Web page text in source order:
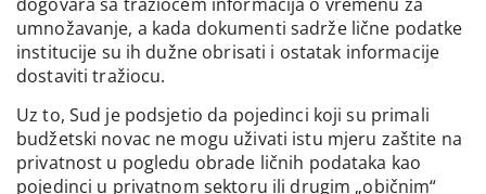
umnožavanje, a kada dokumenti sadrže lične podatke
institucije su ih dužne obrisati i ostatak informacije
dostaviti tražiocu.
Uz to, Sud je podsjetio da pojedinci koji su primali
budžetski novac ne mogu uživati istu mjeru zaštite na
privatnost u pogledu obrade ličnih podataka kao
pojedinci u privatnom sektoru ili drugim „običnim“